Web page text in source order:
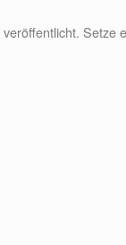
veröffentlicht. Setze